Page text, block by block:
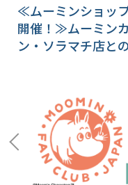
≪ムーミンショッ
開催！≫ムーミン
ン・ソラマチ店と